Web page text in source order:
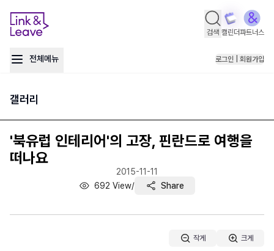
검색 캘린더파트너스
전체메뉴 로그인 | 회원가입
갤러리
'북유럽 인테리어'의 고장, 핀란드로 여행을
떠나요
2015-11-11
692 View/ Share
작게 크게